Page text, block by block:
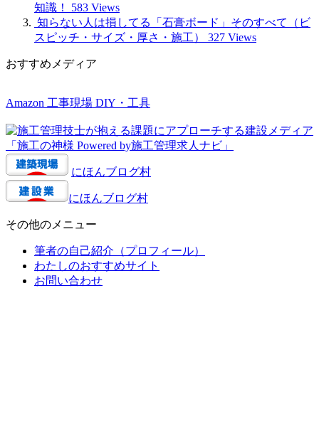
知識！
583 Views
知らない人は損してる「石膏ボード」そのすべて（ビ
スピッチ・サイズ・厚さ・施工）
327 Views
おすすめメディア
Amazon 工事現場 DIY・工具
にほんブログ村
にほんブログ村
その他のメニュー
筆者の自己紹介（プロフィール）
わたしのおすすめサイト
お問い合わせ